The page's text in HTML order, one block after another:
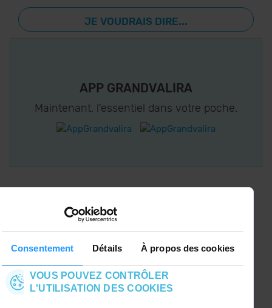
Consentement Détails À propos des cookies
VOUS POUVEZ CONTRÔLER
L'UTILISATION DES COOKIES
JE VOUDRAIS DIRE...
APP GRANDVALIRA
Maintenant, l'essentiel dans votre poche.
CONNECTEZ-VOUS À GRANDVALIRA!
Suivez-nous sur les Réseaux Sociaux et soyez